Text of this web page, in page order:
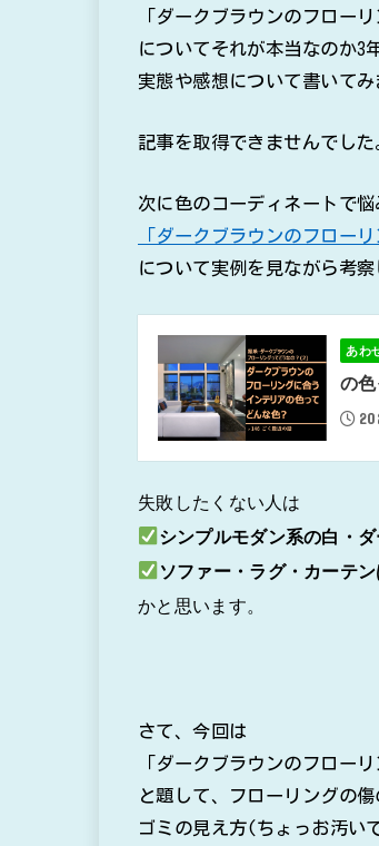
「ダークブラウンのフロー
についてそれが本当なのか3
実態や感想について書いてみ
記事を取得できませんでし
次に色のコーディネートで
「ダークブラウンのフロー
について実例を見ながら考察
あわ
の色
失敗したくない人は
シンプルモダン系の白・
ソファー・ラグ・カーテ
かと思います。
さて、今回は
「ダークブラウンのフロー
と題して、フローリングの
ゴミの見え方(ちょっお汚